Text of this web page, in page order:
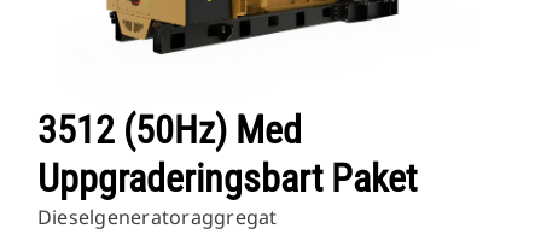
3512 (50Hz) Med
Uppgraderingsbart Paket
Dieselgeneratoraggregat